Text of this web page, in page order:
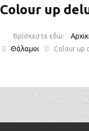
Colour up
Θάλαμοι
Colour up